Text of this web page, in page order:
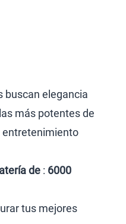
buscan elegancia
más potentes de
entretenimiento
de : 6000
tus mejores